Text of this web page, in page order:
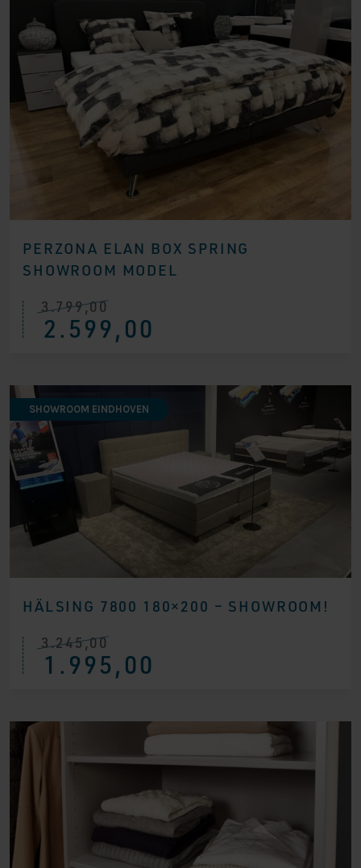
PERZONA ELAN BOX SPRING
SHOWROOM MODEL
3.799,00
Ursprünglicher
Preis
war:
2.599,00
Aktueller
Preis
ist:
HÄLSING 7800 180×200 – SHOWROOM!
SHOWROOM EINDHOVEN
3.245,00
Ursprünglicher
Preis
war:1.995,00
Aktueller
Preis
ist: